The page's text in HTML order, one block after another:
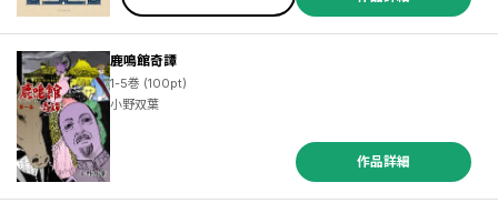
鹿鳴館奇譚
1-5巻 (100pt)
小野双葉
作品詳細